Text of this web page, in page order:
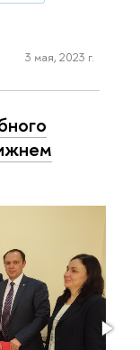
3 мая, 2023 г.